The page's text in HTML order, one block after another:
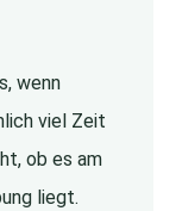
wenn
viel Zeit
ob es am
liegt.